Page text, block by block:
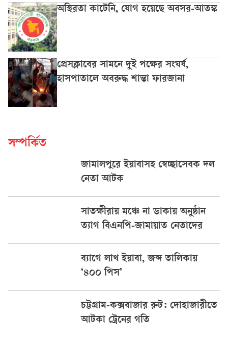
অস্থিরতা কাটেনি, যোগ হয়েছে অবসর-আতঙ্ক
প্রেসক্লাবের সামনে দুই পক্ষের সংঘর্ষ,
হাসপাতালে অবরুদ্ধ শান্তা ফারজানা
সম্পর্কিত
জামালপুরে ইয়াবাসহ স্বেচ্ছাসেবক দল
নেতা আটক
সাতক্ষীরায় মঞ্চে না ডাকায় অনুষ্ঠান
ত্যাগ বিএনপি-জামায়াত নেতাদের
ব্যাগে লাখ ইয়াবা, জব্দ তালিকায়
‘৪০০ পিস’
চট্টগ্রাম-কক্সবাজার রুট: দোহাজারীতে
আটকা ট্রেনের গতি